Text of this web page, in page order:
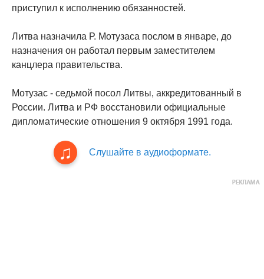
приступил к исполнению обязанностей.
Литва назначила Р. Мотузаса послом в январе, до
назначения он работал первым заместителем
канцлера правительства.
Мотузас - седьмой посол Литвы, аккредитованный в
России. Литва и РФ восстановили официальные
дипломатические отношения 9 октября 1991 года.
Слушайте в аудиоформате.